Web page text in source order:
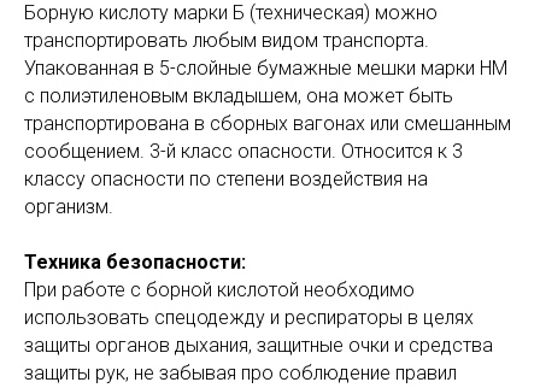
Борную кислоту марки Б (техническая) можно
транспортировать любым видом транспорта.
Упакованная в 5-слойные бумажные мешки марки НМ
с полиэтиленовым вкладышем, она может быть
транспортирована в сборных вагонах или смешанным
сообщением. 3-й класс опасности. Относится к 3
классу опасности по степени воздействия на
организм.
Техника безопасности:
При работе с борной кислотой необходимо
использовать спецодежду и респираторы в целях
защиты органов дыхания, защитные очки и средства
защиты рук, не забывая про соблюдение правил